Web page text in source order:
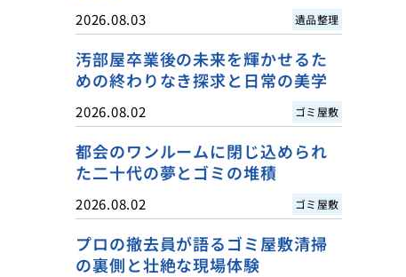
2026.08.03 遺品整理
汚部屋卒業後の未来を輝かせるた
めの終わりなき探求と日常の美学
2026.08.02 ゴミ屋敷
都会のワンルームに閉じ込められ
た二十代の夢とゴミの堆積
2026.08.02 ゴミ屋敷
プロの撤去員が語るゴミ屋敷清掃
の裏側と壮絶な現場体験